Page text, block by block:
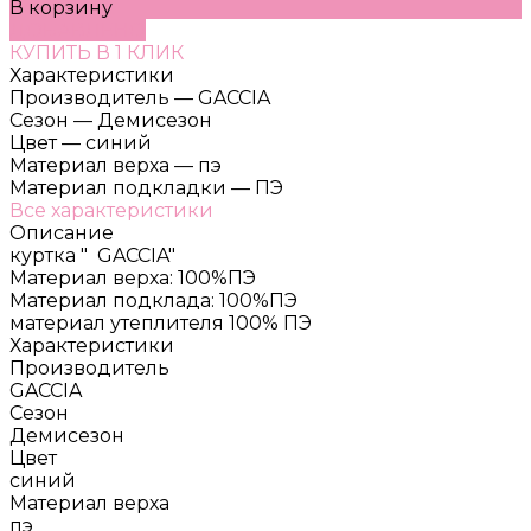
В корзину
КУПИТЬ В 1 КЛИК
Характеристики
Производитель — GACCIA
Сезон — Демисезон
Цвет — синий
Материал верха — пэ
Материал подкладки — ПЭ
Все характеристики
Описание
куртка " GACCIA"
Материал верха: 100%ПЭ
Материал подклада: 100%ПЭ
материал утеплителя 100% ПЭ
Характеристики
Производитель
GACCIA
Сезон
Демисезон
Цвет
синий
Материал верха
пэ